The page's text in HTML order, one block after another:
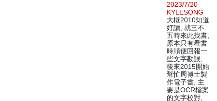
2023/7/20
KYLESONG
大概2010知道
好讀, 就三不
五時來此找書,
原本只有看書
時順便回報一
些文字勘誤,
後來2015開始
幫忙周博士製
作電子書, 主
要是OCR檔案
的文字校對,